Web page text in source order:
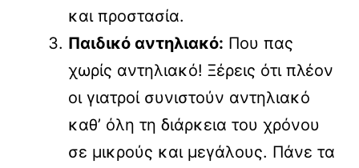
και προστασία.
Παιδικό αντηλιακό: Που πας
χωρίς αντηλιακό! Ξέρεις ότι πλέον
οι γιατροί συνιστούν αντηλιακό
καθ’ όλη τη διάρκεια του χρόνου
σε μικρούς και μεγάλους. Πάνε τα